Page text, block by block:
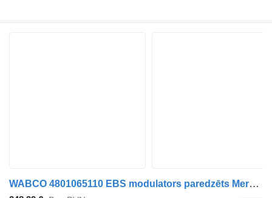
WABCO 4801065110 EBS modulators paredzēts Mercedes-Benz Antos, Arocs, Actros MP4 (2012-) vilcēja